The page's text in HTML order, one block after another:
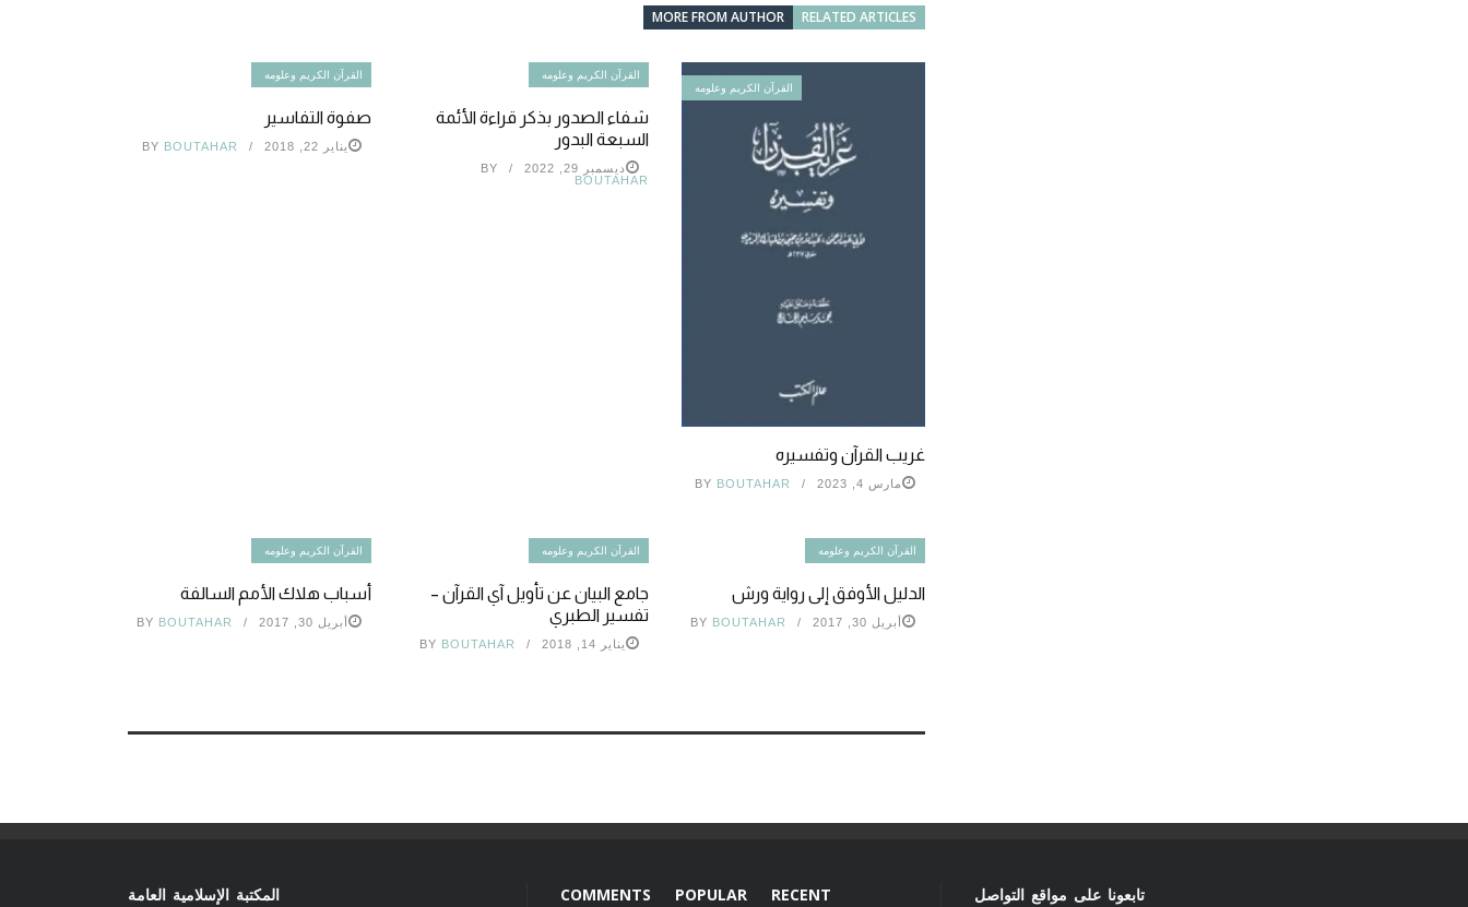
RELATED ARTICLES
MORE FROM AUTHOR
القرآن الكريم وعلومه
صفوة التفاسير
يناير 22, 2018 BY BOUTAHAR
القرآن الكريم وعلومه
شفاء الصدور بذكر قراءة الأئمة
السبعة البدور
ديسمبر 29, 2022
BY
BOUTAHAR
القرآن الكريم وعلومه
غريب القرآن وتفسيره
مارس 4, 2023 BY BOUTAHAR
القرآن الكريم وعلومه
أسباب هلاك الأمم السالفة
أبريل 30, 2017 BY BOUTAHAR
القرآن الكريم وعلومه
جامع البيان عن تأويل آي القرآن –
تفسير الطبري
يناير 14, 2018 BY BOUTAHAR
القرآن الكريم وعلومه
الدليل الأوفق إلى رواية ورش
أبريل 30, 2017 BY BOUTAHAR
المكتبة الإسلامية العامة RECENT
POPULAR
COMMENTS تابعونا على مواقع التواصل